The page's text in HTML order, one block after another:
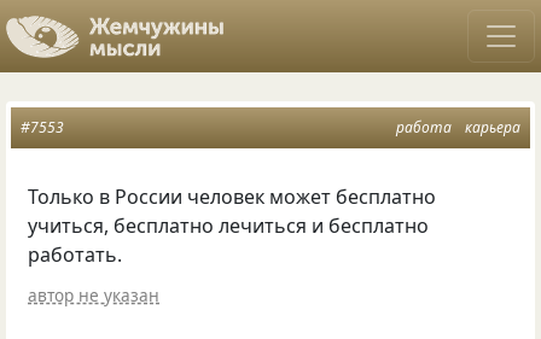
работа карьера
#7553
Только в России человек может бесплатно
учиться, бесплатно лечиться и бесплатно
работать.
автор не указан